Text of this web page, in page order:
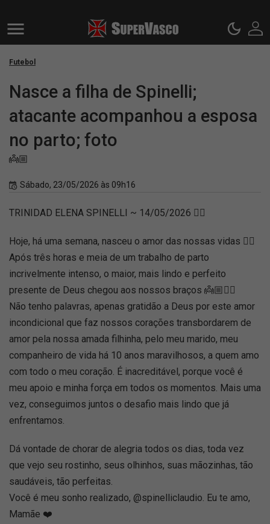
Futebol
Nasce a filha de Spinelli;
atacante acompanhou a esposa
no parto; foto
👼🏼
Sábado, 23/05/2026 às 09h16
TRINIDAD ELENA SPINELLI ~ 14/05/2026 ❤️‍🔥
Hoje, há uma semana, nasceu o amor das nossas vidas ❤️‍🔥
Após três horas e meia de um trabalho de parto
incrivelmente intenso, o maior, mais lindo e perfeito
presente de Deus chegou aos nossos braços 👼🏼❤️‍🔥
Não tenho palavras, apenas gratidão a Deus por este amor
incondicional que faz nossos corações transbordarem de
amor pela nossa amada filhinha, pelo meu marido, meu
companheiro de vida há 10 anos maravilhosos, a quem amo
com todo o meu coração. É inacreditável, porque você é
meu apoio e minha força em todos os momentos. Mais uma
vez, conseguimos juntos o desafio mais lindo que já
enfrentamos.
Dá vontade de chorar de alegria todos os dias, toda vez
que vejo seu rostinho, seus olhinhos, suas mãozinhas, tão
saudáveis, tão perfeitas.
Você é meu sonho realizado, @spinelliclaudio. Eu te amo,
Mamãe ❤️